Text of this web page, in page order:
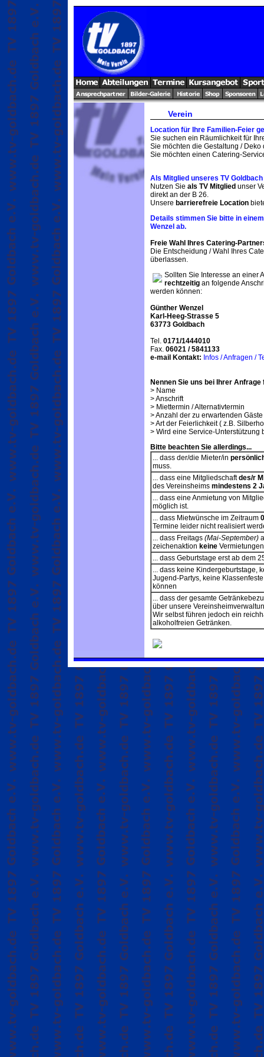
Verein
Location für Ihre Familien-Feier
Sie suchen ein Räumlichkeit für
Sie möchten die Gestaltung /
Sie möchten einen Catering-
Als Mitglied unseres TV
Nutzen Sie als TV Mitglied unser
direkt an der B 26.
Unsere barrierefreie Location
Details stimmen Sie bitte in
Wenzel ab.
Freie Wahl Ihres Catering-
Die Entscheidung / Wahl Ihres
überlassen.
Sollten Sie Interesse an einer
rechtzeitig an folgende
werden können:
Günther Wenzel
Karl-Heeg-Strasse 5
63773 Goldbach
Tel. 0171/1444010
Fax. 06021 / 5841133
e-mail Kontakt: Infos / Anfragen /
Nennen Sie uns bei Ihrer Anfrage
> Name
> Anschrift
> Miettermin / Alternativtermin
> Anzahl der zu erwartenden Gäste
> Art der Feierlichkeit ( z.B.
> Wird eine Service-Unterstützung
Bitte beachten Sie allerdings...
... dass der/die Mieter/in
muss.
... dass eine Mitgliedschaftdes/r
des Vereinsheims mindestens 2
... dass eine Anmietung von
möglich ist.
... dass Mietwünsche im Zeitraum
Termine leider nicht realisiert
... dass Freitags (Mai-September)
zeichenaktion keine
... dass Geburtstage erst ab dem
... dass keine Kindergeburtstage,
Jugend-Partys, keine
können
... dass der gesamte
über unsere
Wir selbst führen jedoch ein
alkoholfreien Getränken.